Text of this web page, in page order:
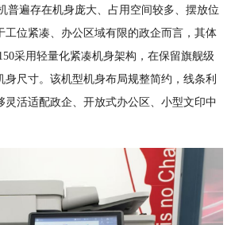
普遍存在机身庞大、占用空间较多、摆放位
工位紧凑、办公区域有限的政企而言，其体
采用轻量化紧凑机身架构，在保留旗舰级
尺寸。该机型机身布局规整简约，线条利
灵活适配政企、开放式办公区、小型文印中